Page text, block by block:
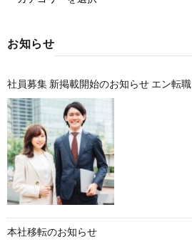
お知らせ
社員募集 新掲載開始のお知らせ エン転職
本社移転のお知らせ